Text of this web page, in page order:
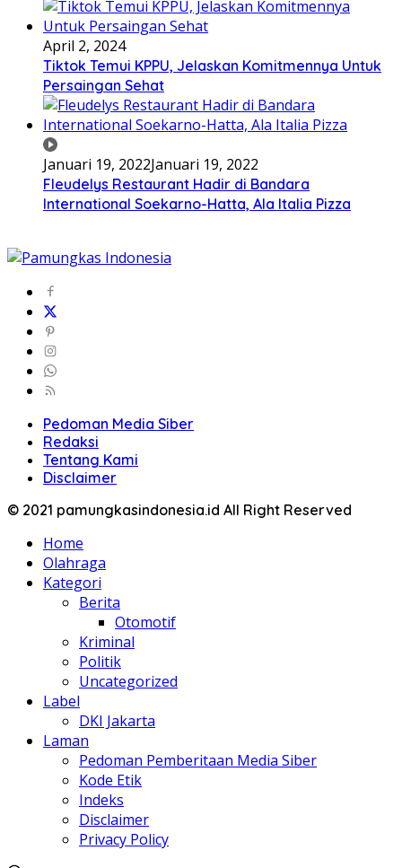
April 2, 2024
Tiktok Temui KPPU, Jelaskan Komitmennya Untuk
Persaingan Sehat
Januari 19, 2022Januari 19, 2022
Fleudelys Restaurant Hadir di Bandara
International Soekarno-Hatta, Ala Italia Pizza
Pedoman Media Siber
Redaksi
Tentang Kami
Disclaimer
© 2021 pamungkasindonesia.id All Right Reserved
Home
Olahraga
Kategori
Berita
Otomotif
Kriminal
Politik
Uncategorized
Label
DKI Jakarta
Laman
Pedoman Pemberitaan Media Siber
Kode Etik
Indeks
Disclaimer
Privacy Policy